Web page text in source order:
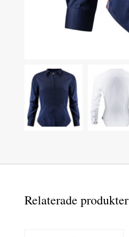
Relaterade produkter